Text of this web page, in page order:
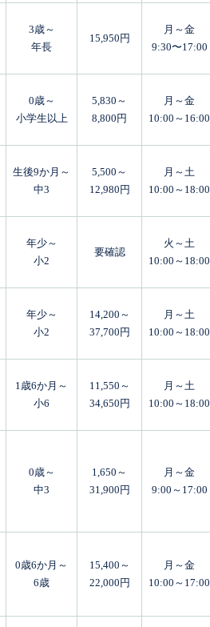
3歳～
年長
15,950円
月～金
9:30〜17:00
0歳～
小学生以上
5,830～
8,800円
月～金
10:00～16:00
生後9か月～
中3
5,500～
12,980円
月～土
10:00～18:00
年少～
小2
要確認
火～土
10:00～18:00
年少～
小2
14,200～
37,700円
月～土
10:00～18:00
1歳6か月～
小6
11,550～
34,650円
月～土
10:00～18:00
0歳～
中3
1,650～
31,900円
月～金
9:00～17:00
0歳6か月～
6歳
15,400～
22,000円
月～金
10:00～17:00